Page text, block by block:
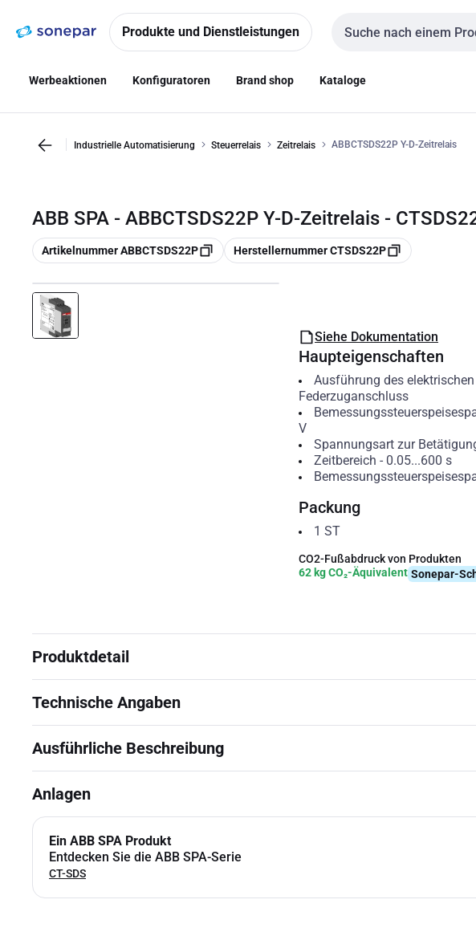
NavigationInhalt
Produkte und Dienstleistungen
Sucheingabe
Werbeaktionen Konfiguratoren Brand shop Kataloge
Industrielle Automatisierung Steuerrelais Zeitrelais ABBCTSDS22P Y-D-Zeitrelais
ABB SPA - ABBCTSDS22P Y-D-Zeitrelais -
Kopieren
Artikelnummer ABBCTSDS22P Kopieren
Herstellernummer CTSDS22P
Siehe Dokumentation
Haupteigenschaften
Ausführung des
Federzuganschluss
V
Spannungsart zur
Zeitbereich - 0.05...600 s
Packung
1 ST
CO2-Fußabdruck von Produkten
62 kg CO₂-Äquivalent Sonepar-
Produktdetail
Technische Angaben
Ausführliche Beschreibung
Anlagen
Ein ABB SPA Produkt
Entdecken Sie die ABB SPA-Serie
CT-SDS